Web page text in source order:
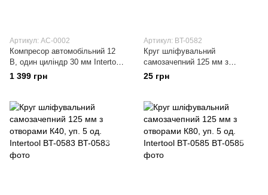
Артикул: AC-0002
Компресор автомобільний 12
В, один циліндр 30 мм Intertool
AC-0002
1 399 грн
Артикул: BT-0582
Круг шліфувальний
самозачепний 125 мм з
отворами К36, уп. 5 од.
Intertool BT-0582
25 грн